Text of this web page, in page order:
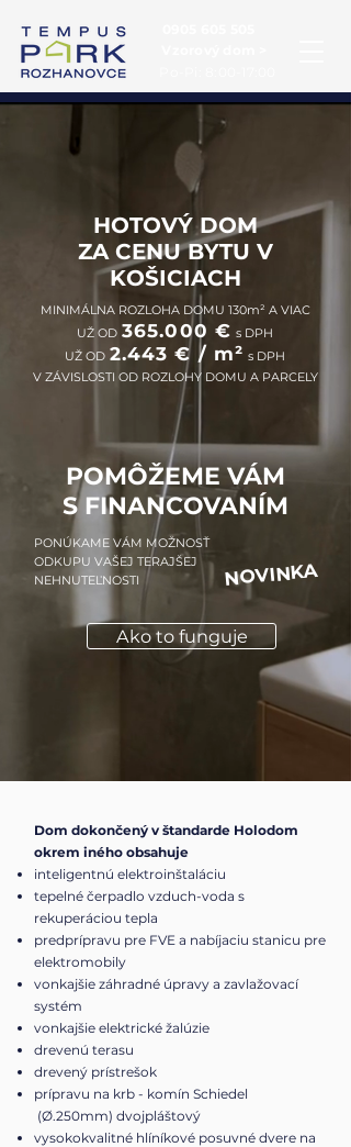
HOTOVÝ DOM
ZA CENU BYTU V
KOŠICIACH
MINIMÁLNA ROZLOHA DOMU 130m² A VIAC
UŽ OD 365.000 € s DPH
UŽ OD 2.443 € / m² s DPH
V ZÁVISLOSTI OD ROZLOHY DOMU A PARCELY
POMÔŽEME VÁM
S FINANCOVANÍM
PONÚKAME VÁM MOŽNOSŤ
ODKUPU VAŠEJ TERAJŠEJ
NEHNUTEĽNOSTI
NOVINKA
Ako to funguje
Dom dokončený v štandarde Holodom
okrem iného obsahuje
inteligentnú elektroinštaláciu
tepelné čerpadlo vzduch-voda s
rekuperáciou tepla
predprípravu pre FVE a nabíjaciu stanicu pre
elektromobily
vonkajšie záhradné úpravy a zavlažovací
systém
vonkajšie elektrické žalúzie
drevenú terasu
drevený prístrešok
prípravu na krb - komín Schiedel
(Ø.250mm) dvojpláštový
vysokokvalitné hlíníkové posuvné dvere na